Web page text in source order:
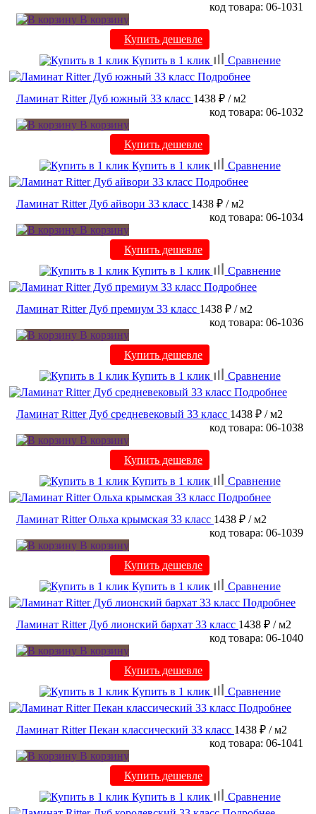
код товара: 06-1031
В корзину
Купить дешевле
Купить в 1 клик
Сравнение
Подробнее
Ламинат Ritter Дуб южный 33 класс 1438 ₽ / м2
код товара: 06-1032
В корзину
Купить дешевле
Купить в 1 клик
Сравнение
Подробнее
Ламинат Ritter Дуб айвори 33 класс 1438 ₽ / м2
код товара: 06-1034
В корзину
Купить дешевле
Купить в 1 клик
Сравнение
Подробнее
Ламинат Ritter Дуб премиум 33 класс 1438 ₽ / м2
код товара: 06-1036
В корзину
Купить дешевле
Купить в 1 клик
Сравнение
Подробнее
Ламинат Ritter Дуб средневековый 33 класс 1438 ₽ / м2
код товара: 06-1038
В корзину
Купить дешевле
Купить в 1 клик
Сравнение
Подробнее
Ламинат Ritter Ольха крымская 33 класс 1438 ₽ / м2
код товара: 06-1039
В корзину
Купить дешевле
Купить в 1 клик
Сравнение
Подробнее
Ламинат Ritter Дуб лионский бархат 33 класс 1438 ₽ / м2
код товара: 06-1040
В корзину
Купить дешевле
Купить в 1 клик
Сравнение
Подробнее
Ламинат Ritter Пекан классический 33 класс 1438 ₽ / м2
код товара: 06-1041
В корзину
Купить дешевле
Купить в 1 клик
Сравнение